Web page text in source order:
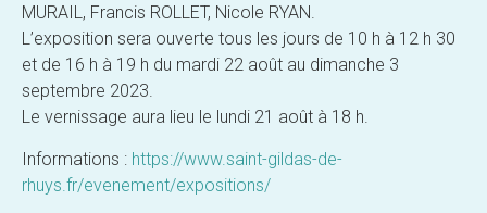
MURAIL, Francis ROLLET, Nicole RYAN.
L’exposition sera ouverte tous les jours de 10 h à 12 h 30
et de 16 h à 19 h du mardi 22 août au dimanche 3
septembre 2023.
Le vernissage aura lieu le lundi 21 août à 18 h.
Informations : https://www.saint-gildas-de-
rhuys.fr/evenement/expositions/